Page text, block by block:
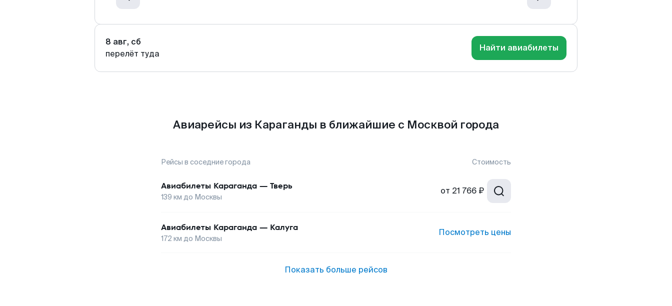
8 авг, сб
перелёт туда
Найти авиабилеты
Авиарейсы из Караганды в ближайшие с Москвой города
Рейсы в соседние города Стоимость
Авиабилеты Караганда — Тверь
139 км до Москвы
от 21 766 ₽
Авиабилеты Караганда — Калуга
172 км до Москвы
Посмотреть цены
Показать больше рейсов